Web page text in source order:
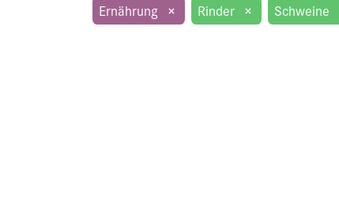
Ernährung × Rinder × Schweine